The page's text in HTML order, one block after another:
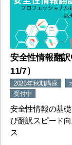
安全性情報翻
11/7）
2026年秋期講座
受付中
安全性情報の基
び翻訳スピード
ス